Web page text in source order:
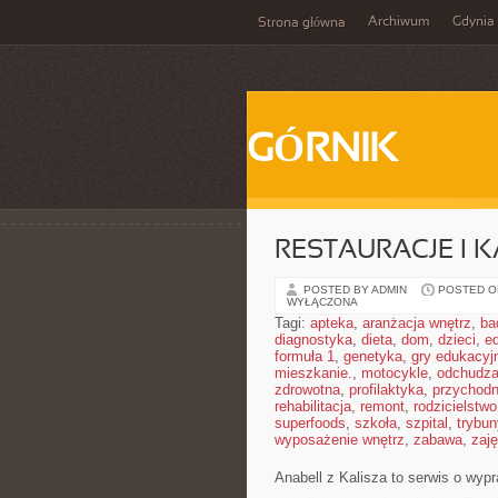
Strona główna Archiwum Gdynia
GÓRNIK
RESTAURACJE I
POSTED BY ADMIN POSTED
WYŁĄCZONA
Tagi: apteka, aranżacja wnętrz,
diagnostyka, dieta, dom, dzieci,
formuła 1, genetyka, gry
mieszkanie., motocykle,
zdrowotna, profilaktyka,
rehabilitacja, remont, rodzicielstwo
superfoods, szkoła, szpital ,
wyposażenie wnętrz, zabawa,
Anabell z Kalisza to serwis o